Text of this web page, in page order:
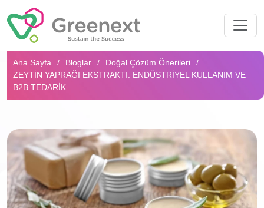
Arama...
Ana Sayfa Bloglar
Doğal Çözüm Önerileri
ZEYTIN YAPRAĞI EKSTRAKTI: ENDÜSTRIYEL KULLANIM VE
B2B TEDARIK